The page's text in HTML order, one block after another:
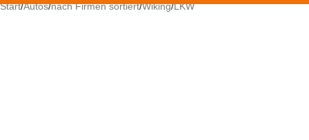
Start/Autos/nach Firmen sortiert/Wiking/LKW